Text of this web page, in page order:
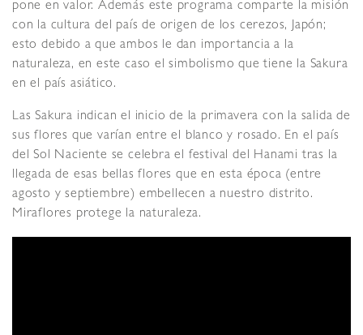
pone en valor. Además este programa comparte la misión
con la cultura del país de origen de los cerezos, Japón;
esto debido a que ambos le dan importancia a la
naturaleza, en este caso el simbolismo que tiene la Sakura
en el país asiático.
Las Sakura indican el inicio de la primavera con la salida de
sus flores que varían entre el blanco y rosado. En el país
del Sol Naciente se celebra el festival del Hanami tras la
llegada de esas bellas flores que en esta época (entre
agosto y septiembre) embellecen a nuestro distrito.
Miraflores protege la naturaleza.